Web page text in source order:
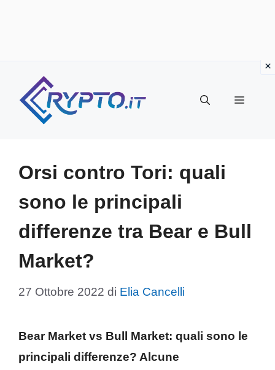
contenuto
Menu
Orsi contro Tori: quali
sono le principali
differenze tra Bear e Bull
Market?
27 Ottobre 2022 di Elia Cancelli
Bear Market vs Bull Market: quali sono le
principali differenze? Alcune